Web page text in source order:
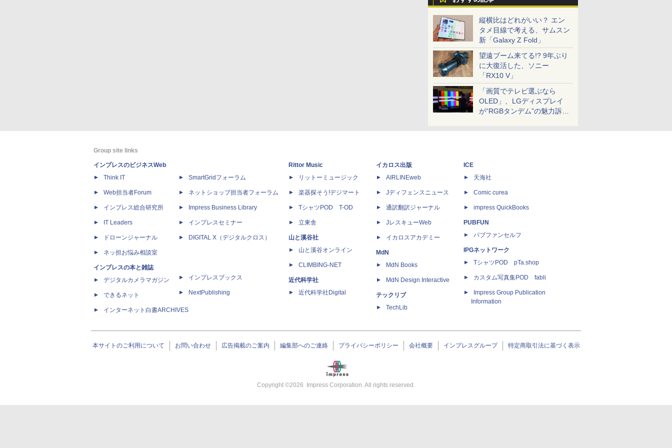
縦横比はどれがいい？ エン
タメ目線で考える、サムスン
新「Galaxy Z Fold」
望遠ブーム来てる!? 9年ぶり
に大復活した、ソニー
「RX10 V」
「画質でテレビ選ぶなら
OLED」、LGディスプレイ
が“RGBタンデム”の魅力訴
Group site links
インプレスのビジネスWeb
Think IT
Web担当者Forum
インプレス総合研究所
IT Leaders
ドローンジャーナル
ネッ担お悩み相談室
インプレスの本と雑誌
デジタルカメラマガジン
できるネット
インターネット白書ARCHIVES
SmartGridフォーラム
ネットショップ担当者フォーラム
Impress Business Library
インプレスセミナー
DIGITAL X（デジタルクロス）
インプレスブックス
NextPublishing
Rittor Music
リットーミュージック
楽器探そう!デジマート
TシャツPOD T-OD
立東舎
山と溪谷社
山と溪谷オンライン
CLIMBING-NET
近代科学社
近代科学社Digital
イカロス出版
AIRLINEweb
Jディフェンスニュース
通訳翻訳ジャーナル
JレスキューWeb
イカロスアカデミー
MdN
MdN Books
MdN Design Interactive
テックリブ
TechLib
ICE
天海社
Comic curea
impress QuickBooks
PUBFUN
パブファンセルフ
IPGネットワーク
TシャツPOD pTa.shop
カスタム写真集POD fabli
Impress Group Publication
Information
本サイトのご利用について お問い合わせ 広告掲載のご案内 編集部へのご連絡 プライバシーポリシー 会社概要 インプレスグループ 特定商取引法に基づく表示
Copyright ©2026 Impress Corporation. All rights reserved.